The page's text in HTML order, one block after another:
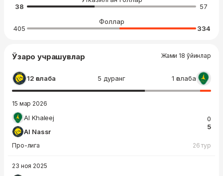
38
57
Фоллар
405
334
Ўзаро учрашувлар Жами 18 ўйинлар
12 ғалаба 5 дуранг 1 ғалаба
15 мар 2026
Al Khaleej
Al Nassr
0
5
Про-лига 26 тур
23 ноя 2025